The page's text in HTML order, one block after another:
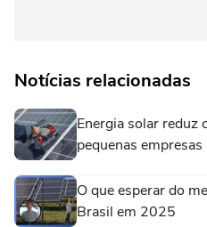
Notícias relacionadas
Energia solar reduz
pequenas empresas
O que esperar do
Brasil em 2025